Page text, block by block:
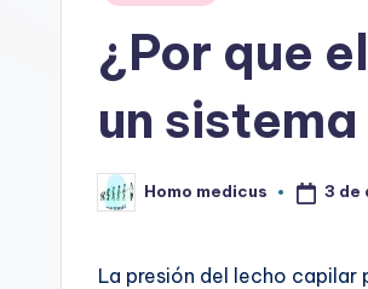
¿Por que
un
Publicado
por
Homo medicus 3 de
La presión del lecho